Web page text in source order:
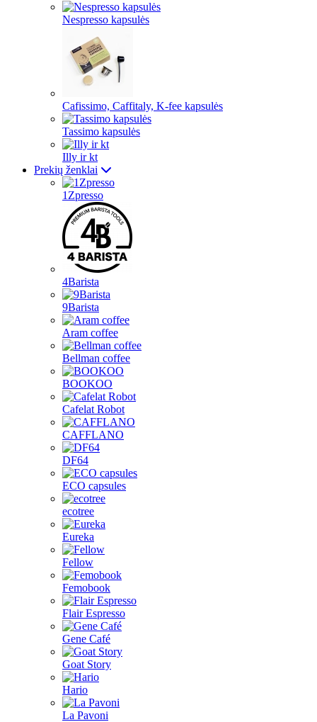
Nespresso kapsulės
Cafissimo, Caffitaly, K-fee kapsulės
Tassimo kapsulės
Illy ir kt
Prekių ženklai
1Zpresso
4Barista
9Barista
Aram coffee
Bellman coffee
BOOKOO
Cafelat Robot
CAFFLANO
DF64
ECO capsules
ecotree
Eureka
Fellow
Femobook
Flair Espresso
Gene Café
Goat Story
Hario
La Pavoni